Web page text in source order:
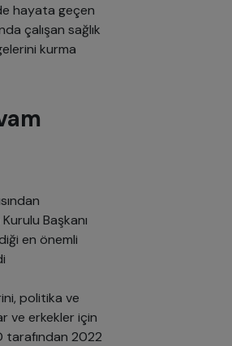
hayata geçen
çalışan sağlık
kurma
Başkanı
en önemli
politika ve
ve erkekler için
tarafından 2022